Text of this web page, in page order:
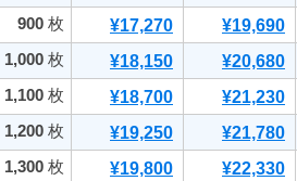
900 枚 ¥17,270 ¥19,690
1,000 枚 ¥18,150 ¥20,680
1,100 枚 ¥18,700 ¥21,230
1,200 枚 ¥19,250 ¥21,780
1,300 枚 ¥19,800 ¥22,330